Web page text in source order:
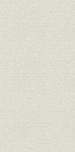
昭和2年
大正8年度
度(1928年
[昭和3年
大正8年
(1929年)